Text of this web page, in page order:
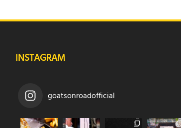
INSTAGRAM
goatsonroadofficial